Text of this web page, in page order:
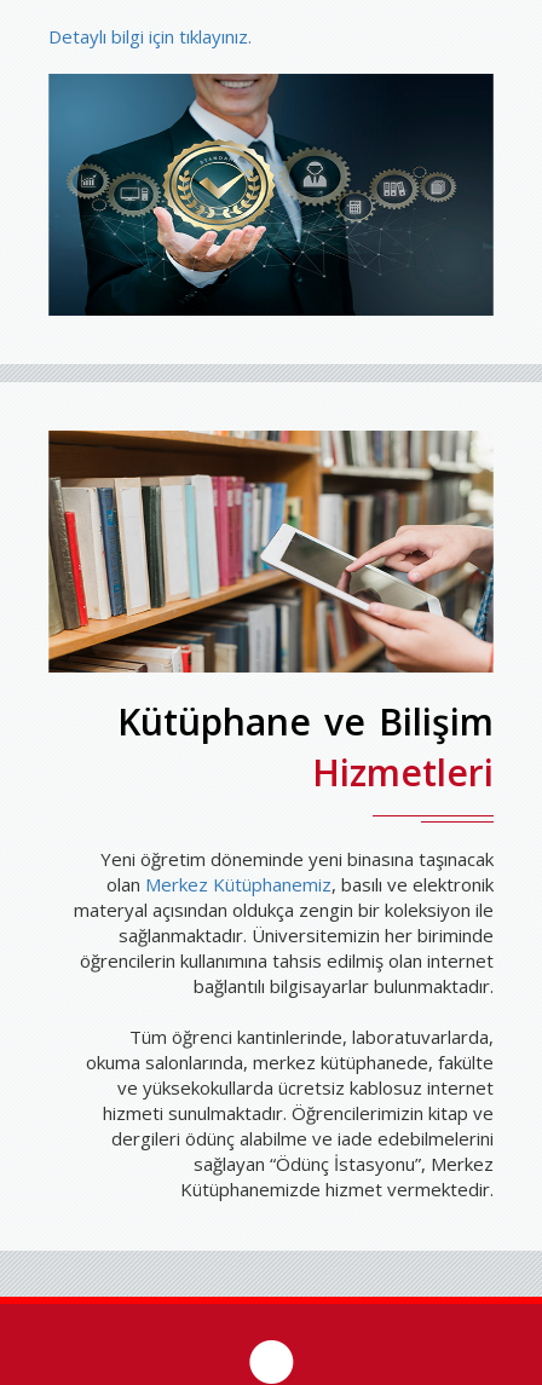
Detaylı bilgi için tıklayınız.
Kütüphane ve Bilişim
Hizmetleri
Yeni öğretim döneminde yeni binasına taşınacak
olan Merkez Kütüphanemiz, basılı ve elektronik
materyal açısından oldukça zengin bir koleksiyon ile
sağlanmaktadır. Üniversitemizin her biriminde
öğrencilerin kullanımına tahsis edilmiş olan internet
bağlantılı bilgisayarlar bulunmaktadır.
Tüm öğrenci kantinlerinde, laboratuvarlarda,
okuma salonlarında, merkez kütüphanede, fakülte
ve yüksekokullarda ücretsiz kablosuz internet
hizmeti sunulmaktadır. Öğrencilerimizin kitap ve
dergileri ödünç alabilme ve iade edebilmelerini
sağlayan “Ödünç İstasyonu”, Merkez
Kütüphanemizde hizmet vermektedir.